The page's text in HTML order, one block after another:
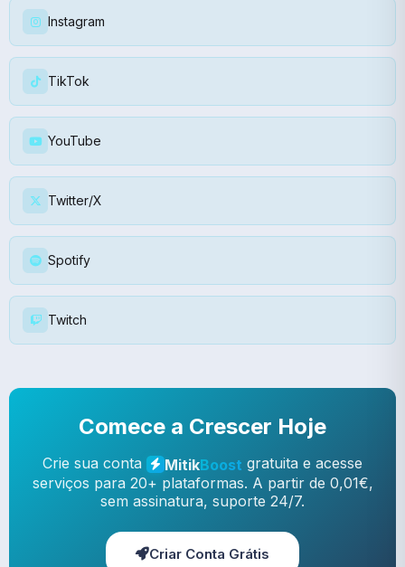
Instagram
TikTok
YouTube
Twitter/X
Spotify
Twitch
Comece a Crescer Hoje
Crie sua conta MitikBoost gratuita e acesse
serviços para 20+ plataformas. A partir de 0,01€,
sem assinatura, suporte 24/7.
Criar Conta Grátis